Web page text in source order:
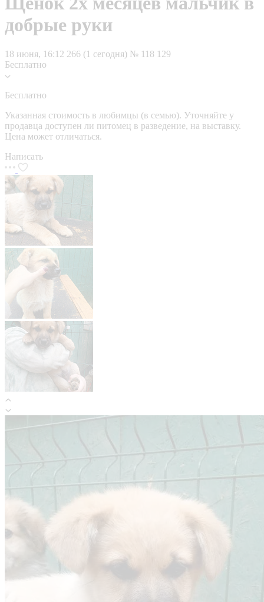
добрые руки
18 июня, 16:12 266 (1 сегодня) № 118 129
Бесплатно
Бесплатно
Указанная стоимость в любимцы (в семью). Уточняйте у
продавца доступен ли питомец в разведение, на выставку.
Цена может отличаться.
Написать